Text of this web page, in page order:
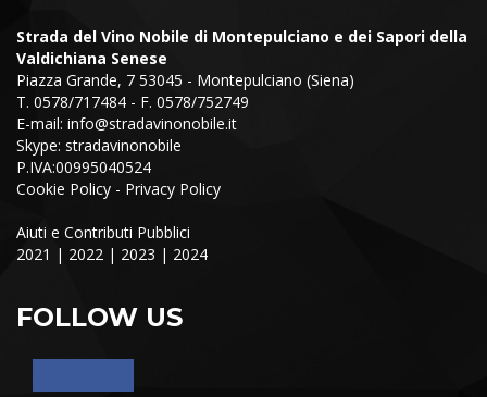
Strada del Vino Nobile di Montepulciano e dei Sapori della
Valdichiana Senese
Piazza Grande, 7 53045 - Montepulciano (Siena)
T. 0578/717484 - F. 0578/752749
E-mail: info@stradavinonobile.it
Skype: stradavinonobile
P.IVA:00995040524
Cookie Policy - Privacy Policy
Aiuti e Contributi Pubblici
2021 | 2022 | 2023 | 2024
FOLLOW US